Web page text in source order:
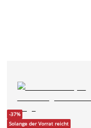
-37%
Solange der Vorrat reicht